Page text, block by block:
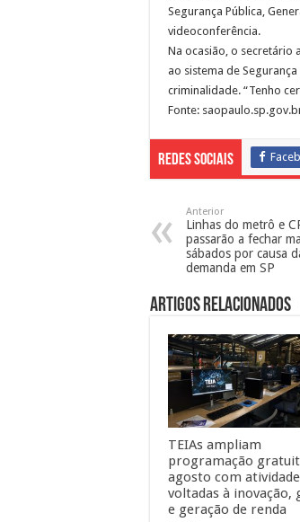
Segurança Pública,
videoconferência.
Na ocasião, o secretário
ao sistema de
criminalidade. “Tenho
Fonte:
Redes Sociais
Anterior
Linhas do metrô e
passarão a fechar
sábados por causa
demanda em SP
Artigos Relacionados
TEIAs ampliam
programação
agosto com
voltadas à inovação,
e geração de renda